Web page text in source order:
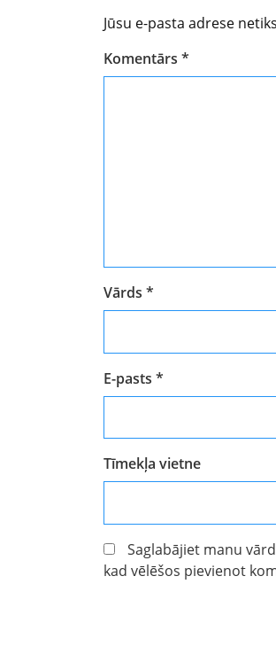
Jūsu e-pasta adrese
Komentārs *
Vārds *
E-pasts *
Tīmekļa vietne
Saglabājiet manu
kad vēlēšos pievienot